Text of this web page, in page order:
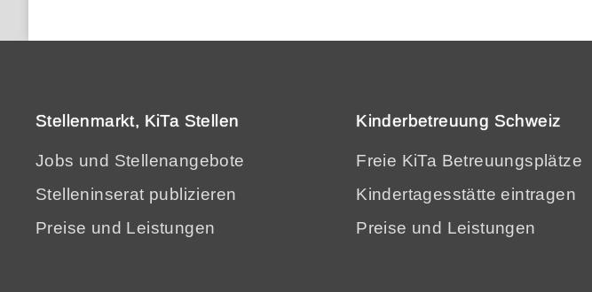
Stellenmarkt, KiTa Stellen
Jobs und Stellenangebote
Stelleninserat publizieren
Preise und Leistungen
Kinderbetreuung Schweiz
Freie KiTa Betreuungsplätze
Kindertagesstätte eintragen
Preise und Leistungen